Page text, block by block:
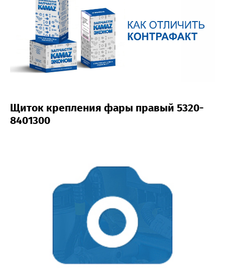
Щиток крепления фары правый 5320-
8401300